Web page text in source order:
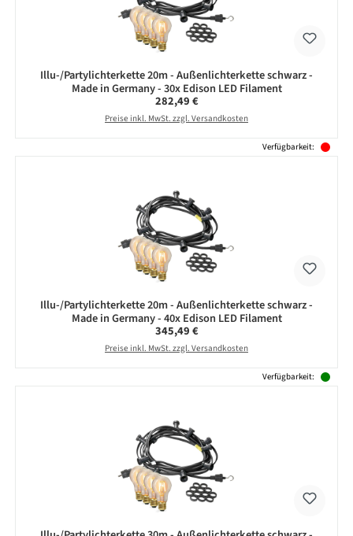
Illu-/Partylichterkette 20m - Außenlichterkette schwarz -
Made in Germany - 30x Edison LED Filament
Regulärer Preis:
282,49 €
Preise inkl. MwSt. zzgl. Versandkosten
Verfügbarkeit:
Illu-/Partylichterkette 20m - Außenlichterkette schwarz -
Made in Germany - 40x Edison LED Filament
Regulärer Preis:
345,49 €
Preise inkl. MwSt. zzgl. Versandkosten
Verfügbarkeit: